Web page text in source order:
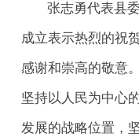
张志勇代表县
成立表示热烈的祝
感谢和崇高的敬意
坚持以人民为中心
发展的战略位置，